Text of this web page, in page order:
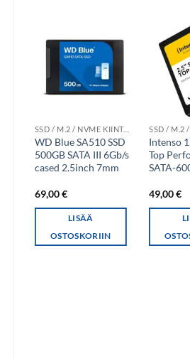
SSD / M.2 / NVME KIINTOLEVYT
WD Blue SA510 SSD
500GB SATA III 6Gb/s
cased 2.5inch 7mm
69,00€
LISÄÄ
OSTOSKORIIN
Intenso
Top
SATA-
49,00€